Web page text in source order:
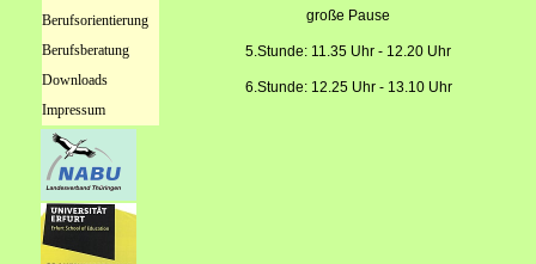
große Pause
5.Stunde: 11.35 Uhr - 12.20 Uhr
6.Stunde: 12.25 Uhr - 13.10 Uhr
Berufsorientierung
Berufsberatung
Downloads
Impressum